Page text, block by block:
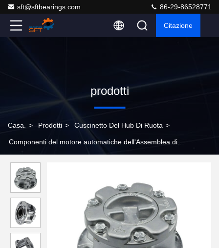
sft@sftbearings.com 86-29-86528771
Citazione
prodotti
Casa. > Prodotti > Cuscinetto Del Hub Di Ruota >
Componenti del motore automatiche dell'Assemblea di